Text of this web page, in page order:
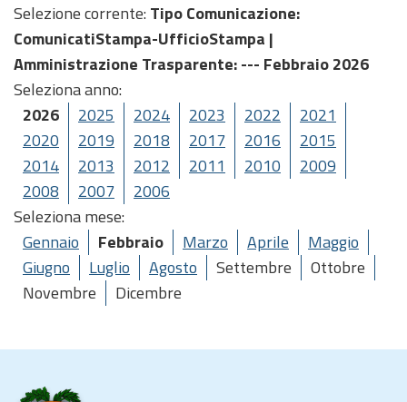
Selezione corrente: Tipo Comunicazione:
ComunicatiStampa-UfficioStampa |
Amministrazione Trasparente: --- Febbraio 2026
Seleziona anno:
2026
2025 2024 2023 2022
2021
2020
2019 2018 2017 2016
2015
2014
2013 2012 2011 2010
2009
2008
2007
2006
Seleziona mese:
Gennaio
Febbraio Marzo Aprile
Maggio
Giugno
Luglio Agosto Settembre
Ottobre
Novembre
Dicembre